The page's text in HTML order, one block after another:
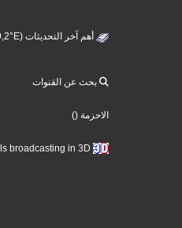
أهم آخر التحديثات (News, Astra 19,2°E)
بحث عن القنوات
الاحزمة ()